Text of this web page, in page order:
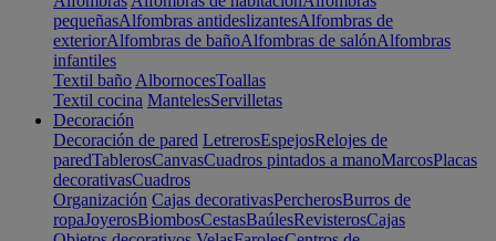
pequeñasAlfombras antideslizantesAlfombras de
exteriorAlfombras de bañoAlfombras de salónAlfombras
infantiles
Textil baño AlbornocesToallas
Textil cocina MantelesServilletas
Decoración
Decoración de pared LetrerosEspejosRelojes de
paredTablerosCanvasCuadros pintados a manoMarcosPlacas
decorativasCuadros
Organización Cajas decorativasPercherosBurros de
ropaJoyerosBiombosCestasBaúlesRevisterosCajas